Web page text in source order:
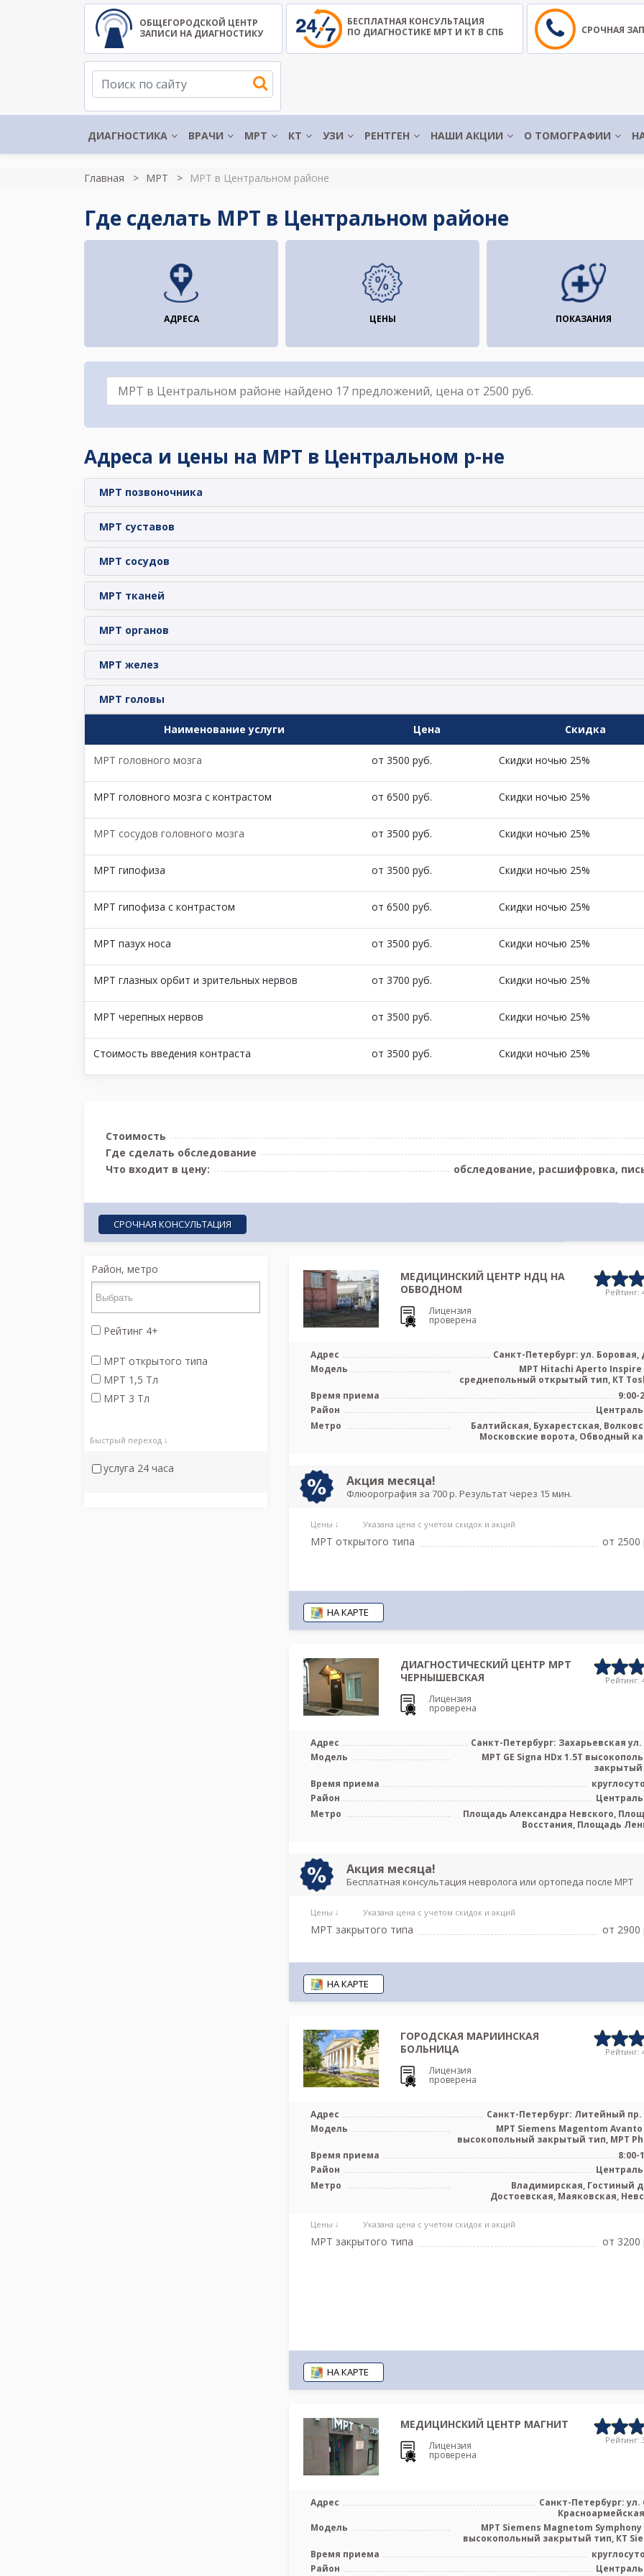
ОБЩЕГОРОДСКОЙ ЦЕНТР
ЗАПИСИ НА ДИАГНОСТИКУ
БЕСПЛАТНАЯ КОНСУЛЬТАЦИЯ
ПО ДИАГНОСТИКЕ МРТ И КТ В СПБ
СРОЧНАЯ
ДИАГНОСТИКА ВРАЧИ МРТ КТ УЗИ РЕНТГЕН НАШИ АКЦИИ О ТОМОГРАФИИ
Главная МРТ МРТ в Центральном районе
Где сделать МРТ в Центральном районе
АДРЕСА ЦЕНЫ ПОКАЗАНИЯ
Адреса и цены на МРТ в Центральном р-не
МРТ позвоночника
МРТ суставов
МРТ сосудов
МРТ тканей
МРТ органов
МРТ желез
МРТ головы
Наименование услуги Цена Скидка
МРТ головного мозга от 3500 руб. Скидки ночью 25%
МРТ головного мозга с контрастом от 6500 руб. Скидки ночью 25%
МРТ сосудов головного мозга от 3500 руб. Скидки ночью 25%
МРТ гипофиза от 3500 руб. Скидки ночью 25%
МРТ гипофиза с контрастом от 6500 руб. Скидки ночью 25%
МРТ пазух носа от 3500 руб. Скидки ночью 25%
МРТ глазных орбит и зрительных нервов от 3700 руб. Скидки ночью 25%
МРТ черепных нервов от 3500 руб. Скидки ночью 25%
Стоимость введения контраста от 3500 руб. Скидки ночью 25%
Стоимость
Где сделать обследование
Что входит в цену:
обследование, расшифровка,
СРОЧНАЯ КОНСУЛЬТАЦИЯ
Район, метро
Рейтинг 4+
МРТ открытого типа
МРТ 1,5 Тл
МРТ 3 Тл
Быстрый переход ↓
услуга 24 часа
МЕДИЦИНСКИЙ ЦЕНТР НДЦ НА
ОБВОДНОМ
Лицензия
проверена
Рейтинг:
Адрес
Санкт-Петербург: ул. Боровая,
Модель
МРТ Hitachi Aperto Inspire
среднепольный открытый тип, КТ
Время приема
9:00-
Район
Метро
Балтийская, Бухарестская,
Московские ворота, Обводный
Акция месяца!
Флюорография за 700 р. Результат через 15 мин.
Цены ↓ Указана цена с учетом скидок и акций
МРТ открытого типа от 2500
НА КАРТЕ
ДИАГНОСТИЧЕСКИЙ ЦЕНТР МРТ
ЧЕРНЫШЕВСКАЯ
Лицензия
проверена
Рейтинг:
Адрес
Санкт-Петербург: Захарьевская ул.
Модель
МРТ GE Signa HDx 1.5T
закрытый
Время приема
Район
Метро
Площадь Александра Невского,
Восстания, Площадь
Акция месяца!
Бесплатная консультация невролога или ортопеда после МРТ
Цены ↓ Указана цена с учетом скидок и акций
МРТ закрытого типа от 2900
НА КАРТЕ
ГОРОДСКАЯ МАРИИНСКАЯ
БОЛЬНИЦА
Лицензия
проверена
Рейтинг:
Адрес
Санкт-Петербург: Литейный пр.
Модель
МРТ Siemens Magentom Avanto
высокопольный закрытый тип, МРТ
Время приема
8:00-
Район
Метро
Владимирская, Гостиный
Достоевская, Маяковская,
Цены ↓ Указана цена с учетом скидок и акций
МРТ закрытого типа от 3200
НА КАРТЕ
МЕДИЦИНСКИЙ ЦЕНТР МАГНИТ
Лицензия
проверена
Рейтинг:
Адрес
Санкт-Петербург: ул.
Модель
МРТ Siemens Magnetom Symphony
высокопольный закрытый тип, КТ
Время приема
Район